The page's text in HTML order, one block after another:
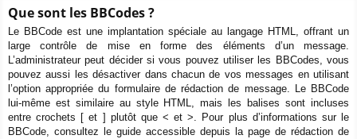
Que sont les BBCodes ?
Le BBCode est une implantation spéciale au langage HTML, offrant un
large contrôle de mise en forme des éléments d’un message.
L’administrateur peut décider si vous pouvez utiliser les BBCodes, vous
pouvez aussi les désactiver dans chacun de vos messages en utilisant
l’option appropriée du formulaire de rédaction de message. Le BBCode
lui-même est similaire au style HTML, mais les balises sont incluses
entre crochets [ et ] plutôt que < et >. Pour plus d’informations sur le
BBCode, consultez le guide accessible depuis la page de rédaction de